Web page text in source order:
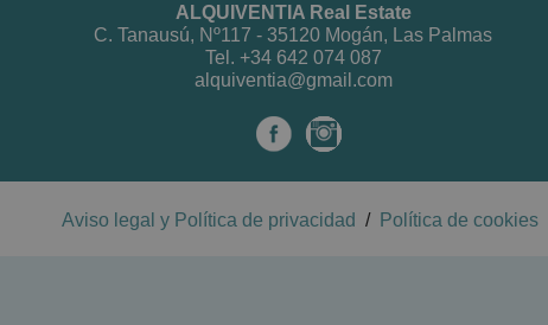
ALQUIVENTIA Real Estate
C. Tanausú, Nº117 - 35120 Mogán, Las Palmas
Tel. +34 642 074 087
alquiventia@gmail.com
Aviso legal y Política de privacidad / Política de cookies